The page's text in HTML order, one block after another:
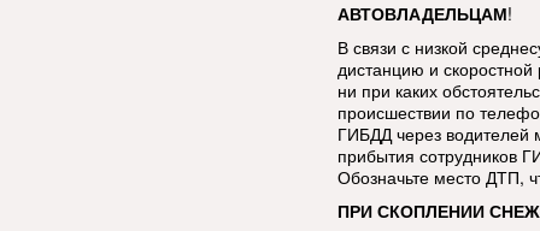
АВТОВЛАДЕЛЬЦАМ!
В связи с низкой
дистанцию и
ни при каких
происшествии по
ГИБДД через
прибытия сотрудников
Обозначьте место ДТП,
ПРИ СКОПЛЕНИИ